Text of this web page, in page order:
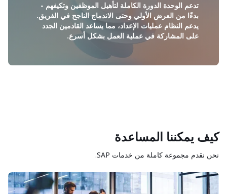
تدعم الوحدة الدورة الكاملة لتأهيل الموظفين وتكيفهم -
بدءًا من العرض الأولي وحتى الاندماج الناجح في الفريق.
يدعم النظام عمليات الإعداد، مما يساعد القادمين الجدد
على المشاركة في عملية العمل بشكل أسرع.
كيف يمكننا المساعدة
نحن نقدم مجموعة كاملة من خدمات SAP.